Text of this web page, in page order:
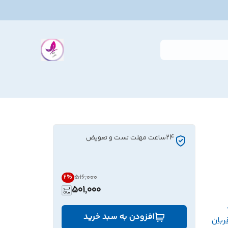
24ساعت مهلت تست و تعویض
۵۱۶٬۰۰۰ 2%
501,000
افزودن به سبد خرید